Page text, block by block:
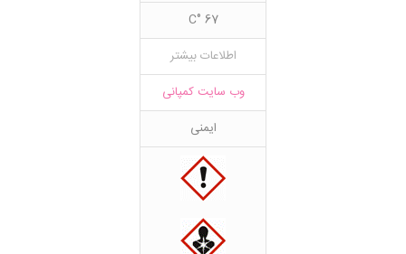
67 °C
اطلاعات بیشتر
وب سایت کمپانی
ایمنی